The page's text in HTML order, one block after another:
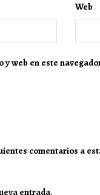
Web
web en este
comentarios a
entrada.